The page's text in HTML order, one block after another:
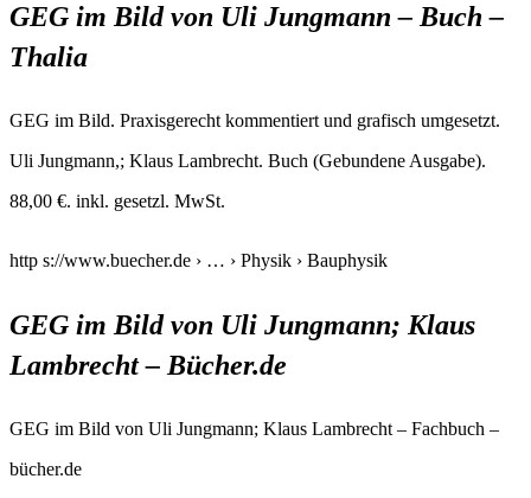
GEG im Bild von Uli Jungmann – Buch –
Thalia
GEG im Bild. Praxisgerecht kommentiert und grafisch umgesetzt.
Uli Jungmann,; Klaus Lambrecht. Buch (Gebundene Ausgabe).
88,00 €. inkl. gesetzl. MwSt.
http s://www.buecher.de › … › Physik › Bauphysik
GEG im Bild von Uli Jungmann; Klaus
Lambrecht – Bücher.de
GEG im Bild von Uli Jungmann; Klaus Lambrecht – Fachbuch –
bücher.de